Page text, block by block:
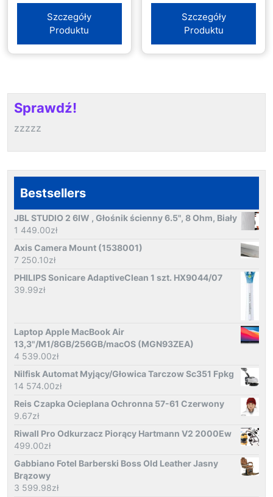
Szczegóły
Produktu
Szczegóły
Produktu
Sprawdź!
zzzzz
Bestsellers
JBL STUDIO 2 6IW , Głośnik ścienny 6.5", 8 Ohm, Biały
1 449.00zł
Axis Camera Mount (1538001)
7 250.10zł
PHILIPS Sonicare AdaptiveClean 1 szt. HX9044/07
39.99zł
Laptop Apple MacBook Air
13,3"/M1/8GB/256GB/macOS (MGN93ZEA)
4 539.00zł
Nilfisk Automat Myjący/Głowica Tarczow Sc351 Fpkg
14 574.00zł
Reis Czapka Ocieplana Ochronna 57-61 Czerwony
9.67zł
Riwall Pro Odkurzacz Piorący Hartmann V2 2000Ew
499.00zł
Gabbiano Fotel Barberski Boss Old Leather Jasny
Brązowy
3 599.98zł